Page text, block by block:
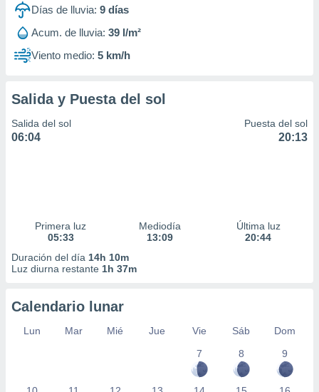
Días de lluvia: 9 días
Acum. de lluvia: 39 l/m²
Viento medio: 5 km/h
Salida y Puesta del sol
Salida del sol
06:04
Puesta del sol
20:13
Primera luz
05:33
Mediodía
13:09
Última luz
20:44
Duración del día 14h 10m
Luz diurna restante 1h 37m
Calendario lunar
Lun Mar Mié Jue Vie Sáb
Dom
7
8 9